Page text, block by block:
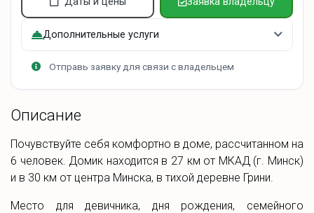
Дополнительные услуги
Отправь заявку для связи с владельцем
Описание
Почувствуйте себя комфортно в доме, рассчитанном на
6 человек. Домик находится в 27 км от МКАД (г. Минск)
и в 30 км от центра Минска, в тихой деревне Грини.
Место для девичника, дня рождения, семейного